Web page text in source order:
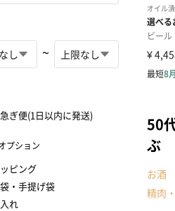
~
ぎ便(1日以内に発送)
プション
ピング
・手提げ袋
れ
50
ぶ
お酒
精肉